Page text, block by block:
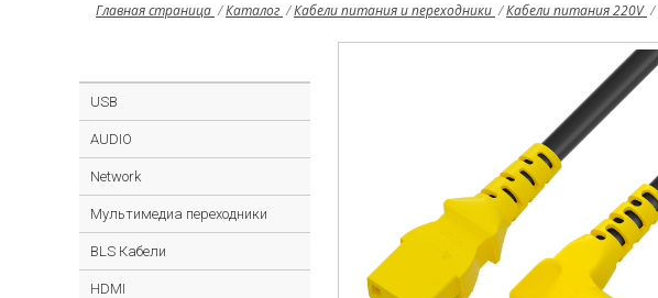
Главная страница /Каталог /Кабели питания и переходники /Кабели питания 220V /
USB
AUDIO
Network
Мультимедиа переходники
BLS Кабели
HDMI